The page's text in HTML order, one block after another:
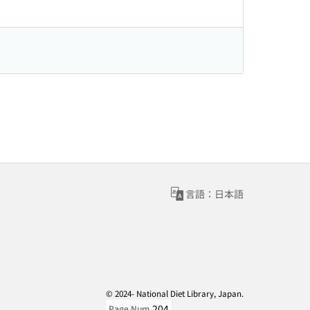
言語：日本語
© 2024- National Diet Library, Japan.